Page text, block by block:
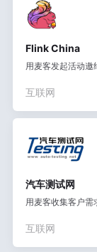
Flink China
用麦客发起活动邀
互联网
汽车测试网
用麦客收集客户需
互联网